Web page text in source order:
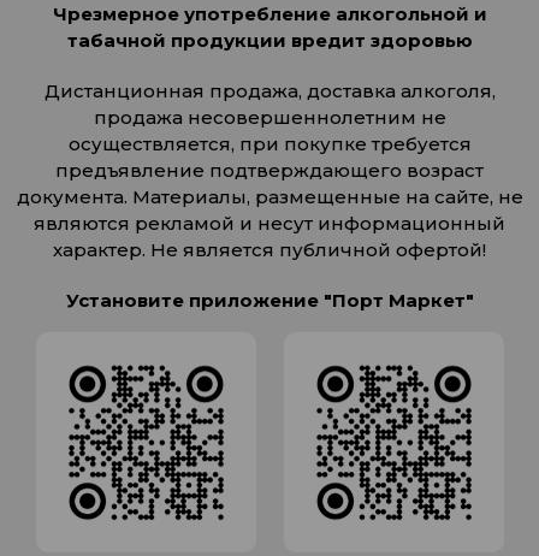
Чрезмерное употребление алкогольной и
табачной продукции вредит здоровью
Дистанционная продажа, доставка алкоголя,
продажа несовершеннолетним не
осуществляется, при покупке требуется
предъявление подтверждающего возраст
документа. Материалы, размещенные на сайте, не
являются рекламой и несут информационный
характер. Не является публичной офертой!
Установите приложение "Порт Маркет"